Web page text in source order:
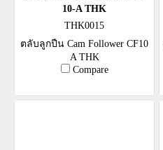
10-A THK
THK0015
ตลับลูกปืน Cam Follower CF10
A THK
Compare